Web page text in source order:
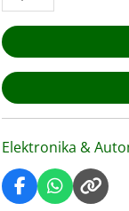
napětí
a
proud,
integrované
ochrany,
50W
množství
Elektronika &